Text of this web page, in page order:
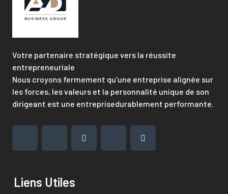
Votre partenaire stratégique vers la réussite
entrepreneuriale
Nous croyons fermement qu'une entreprise alignée sur
les forces, les valeurs et la personnalité unique de son
dirigeant est une entreprisedurablement performante.
Liens Utiles